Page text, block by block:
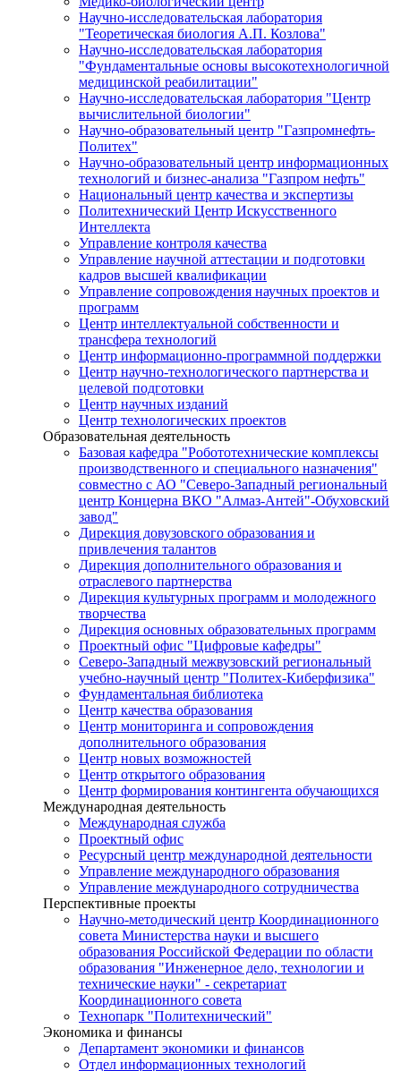
Научно-исследовательская лаборатория
"Теоретическая биология А.П. Козлова"
Научно-исследовательская лаборатория
"Фундаментальные основы высокотехнологичной
медицинской реабилитации"
Научно-исследовательская лаборатория "Центр
вычислительной биологии"
Научно-образовательный центр "Газпромнефть-
Политех"
Научно-образовательный центр информационных
технологий и бизнес-анализа "Газпром нефть"
Национальный центр качества и экспертизы
Политехнический Центр Искусственного
Интеллекта
Управление контроля качества
Управление научной аттестации и подготовки
кадров высшей квалификации
Управление сопровождения научных проектов и
программ
Центр интеллектуальной собственности и
трансфера технологий
Центр информационно-программной поддержки
Центр научно-технологического партнерства и
целевой подготовки
Центр научных изданий
Центр технологических проектов
Образовательная деятельность
Базовая кафедра "Робототехнические комплексы
производственного и специального назначения"
совместно с АО "Северо-Западный региональный
центр Концерна ВКО "Алмаз-Антей"-Обуховский
завод"
Дирекция довузовского образования и
привлечения талантов
Дирекция дополнительного образования и
отраслевого партнерства
Дирекция культурных программ и молодежного
творчества
Дирекция основных образовательных программ
Проектный офис "Цифровые кафедры"
Северо-Западный межвузовский региональный
учебно-научный центр "Политех-Киберфизика"
Фундаментальная библиотека
Центр качества образования
Центр мониторинга и сопровождения
дополнительного образования
Центр новых возможностей
Центр открытого образования
Центр формирования контингента обучающихся
Международная деятельность
Международная служба
Проектный офис
Ресурсный центр международной деятельности
Управление международного образования
Управление международного сотрудничества
Перспективные проекты
Научно-методический центр Координационного
совета Министерства науки и высшего
образования Российской Федерации по области
образования "Инженерное дело, технологии и
технические науки" - секретариат
Координационного совета
Технопарк "Политехнический"
Экономика и финансы
Департамент экономики и финансов
Отдел информационных технологий